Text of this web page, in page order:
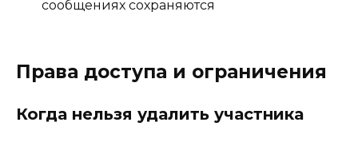
сообщениях сохраняются
Права доступа и ограничения
Когда нельзя удалить участника